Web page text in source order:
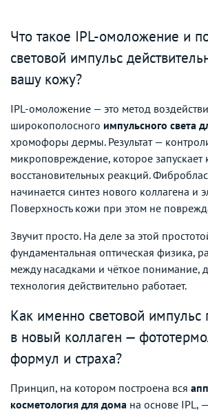
Что такое IPL-омоложение и
световой импульс
вашу кожу?
IPL-омоложение — это метод
широкополосного импульсного света
хромофоры дермы. Результат —
микроповреждение, которое запускает
восстановительных реакций.
начинается синтез нового коллагена и
Поверхность кожи при этом не
Звучит просто. На деле за этой
фундаментальная оптическая физика,
между насадками и чёткое понимание,
технология действительно работает.
Как именно световой импульс
в новый коллаген —
формул и страха?
Принцип, на котором построена вся
косметология для дома на основе IPL,